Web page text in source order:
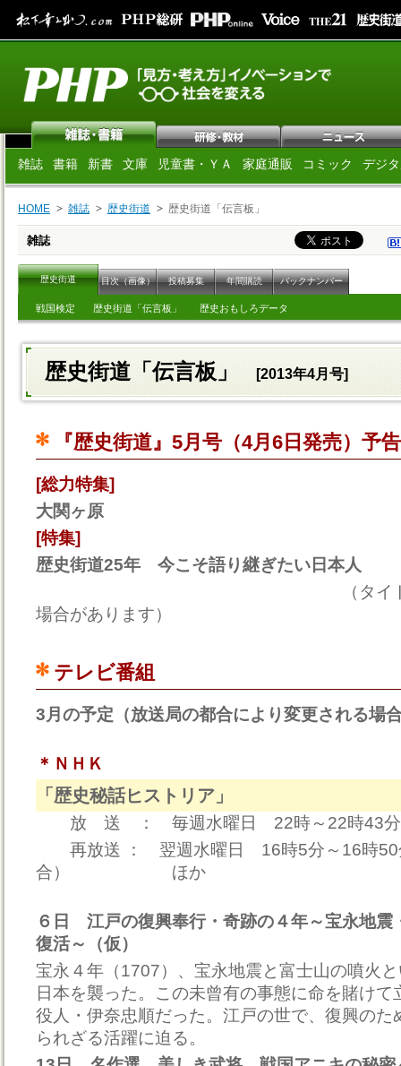
雑誌 書籍 新書 文庫 児童書・ＹＡ 家庭通販 コミック デジ
HOME 雑誌 歴史街道 歴史街道「伝言板」
雑誌
歴史街道 目次（画像） 投稿募集 年間購読 バックナンバー
戦国検定 歴史街道「伝言板」 歴史おもしろデータ
歴史街道「伝言板」 [2013年4月号]
『歴史街道』5月号（4月6日発売）予告
[総力特集]
大関ヶ原
[特集]
歴史街道25年 今こそ語り継ぎたい日本人
（タイトルは一部
場合があります）
テレビ番組
3月の予定（放送局の都合により変更される場
＊ＮＨＫ
「歴史秘話ヒストリア」
放 送 ： 毎週水曜日 22時～22時43分
再放送 ： 翌週水曜日 16時5分～16時50
合） ほか
６日 江戸の復興奉行・奇跡の４年～宝永地震
復活～（仮）
宝永４年（1707）、宝永地震と富士山の噴火
日本を襲った。この未曾有の事態に命を賭け
役人・伊奈忠順だった。江戸の世で、復興のた
られざる活躍に迫る。